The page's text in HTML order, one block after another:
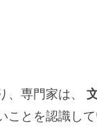
専門家は、
ことを認識し